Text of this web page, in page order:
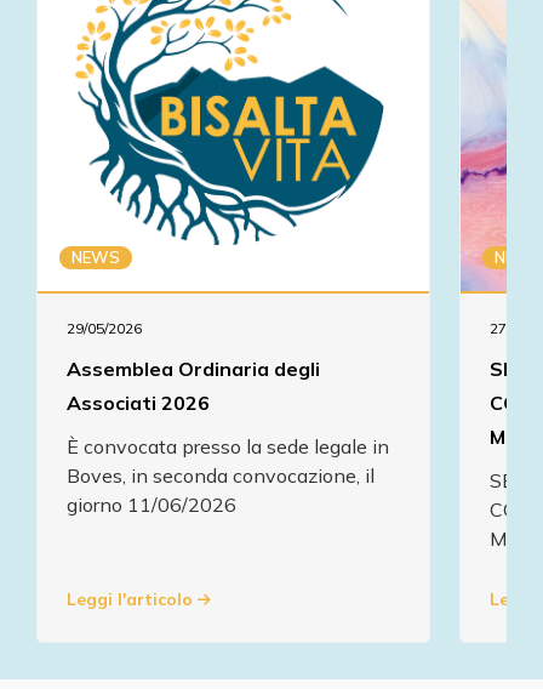
NEWS
29/05/2026
Assemblea Ordinaria degli
Associati 2026
È convocata presso la sede legale in
Boves, in seconda convocazione, il
giorno 11/06/2026
Leggi l'articolo
NEWS
27/01/
CON
CON